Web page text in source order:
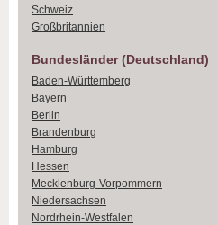
Schweiz
Großbritannien
Bundesländer (Deutschland)
Baden-Württemberg
Bayern
Berlin
Brandenburg
Hamburg
Hessen
Mecklenburg-Vorpommern
Niedersachsen
Nordrhein-Westfalen